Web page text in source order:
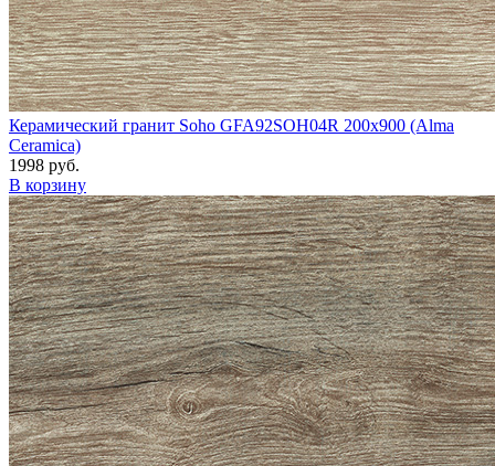
Керамический гранит Soho GFA92SOH04R 200x900 (Alma
Ceramica)
1998 руб.
В корзину